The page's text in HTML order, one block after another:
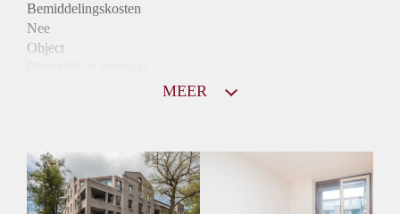
Bemiddelingskosten
Nee
Object
Huurtoeslag
Niet mogelijk
Inkomen eis
MEER